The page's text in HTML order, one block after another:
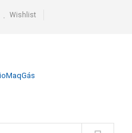
Wishlist